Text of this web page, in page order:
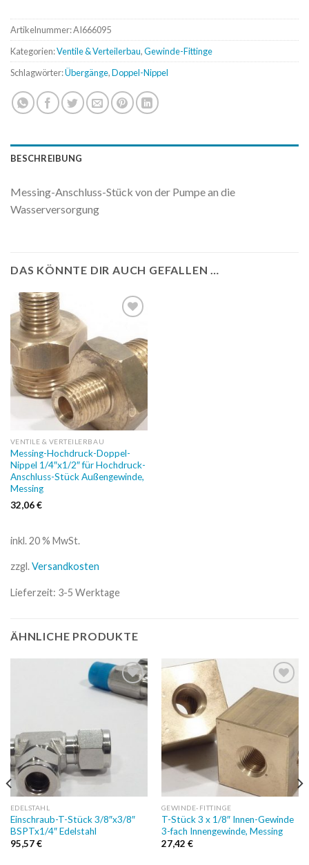
Artikelnummer:AI666095
Kategorien:Ventile & Verteilerbau,Gewinde-Fittinge
Schlagwörter:Übergänge,Doppel-Nippel
BESCHREIBUNG
Messing-Anschluss-Stück von der Pumpe an die
Wasserversorgung
DAS KÖNNTE DIR AUCH GEFALLEN …
Auf
Wunschliste
VENTILE & VERTEILERBAU
Messing-Hochdruck-Doppel-
Nippel 1/4″x1/2″ für Hochdruck-
Anschluss-Stück Außengewinde,
Messing
32,06€
inkl. 20 % MwSt.
zzgl.Versandkosten
Lieferzeit: 3-5 Werktage
ÄHNLICHE PRODUKTE
Wunschliste
EDELSTAHL
Einschraub-T-Stück 3/8″x3/8″
BSPTx1/4″ Edelstahl
95,57€
Wunschliste
GEWINDE-FITTINGE
T-Stück 3 x 1/8″ Innen-Gewinde
3-fach Innengewinde, Messing
27,42 €